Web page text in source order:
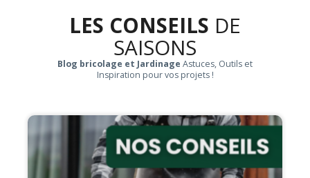
LES CONSEILS DE
SAISONS
Blog bricolage et Jardinage Astuces, Outils et
Inspiration pour vos projets !